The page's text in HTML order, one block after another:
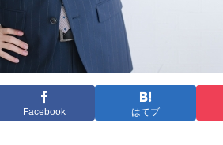
Facebook はてブ